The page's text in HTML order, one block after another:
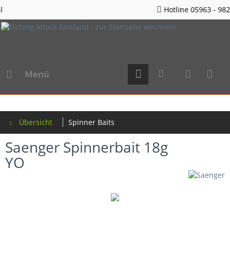
Hotline 05963 - 982823
Menü
Übersicht Spinner Baits
Saenger Spinnerbait 18g
YO